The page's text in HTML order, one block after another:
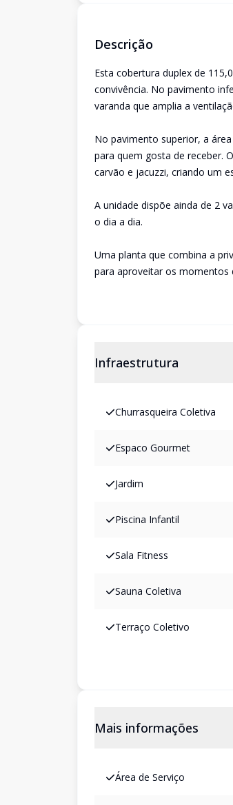
Descrição
Esta cobertura duplex de
convivência. No pavimento
varanda que amplia a
No pavimento superior, a
para quem gosta de receber.
carvão e jacuzzi, criando um
A unidade dispõe ainda de 2
o dia a dia.
Uma planta que combina a
para aproveitar os momentos
Infraestrutura
Churrasqueira Coletiva
Espaco Gourmet
Jardim
Piscina Infantil
Sala Fitness
Sauna Coletiva
Terraço Coletivo
Mais informações
Área de Serviço